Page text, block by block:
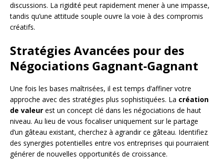
discussions. La rigidité peut rapidement mener à une impasse,
tandis qu’une attitude souple ouvre la voie à des compromis
créatifs.
Stratégies Avancées pour des
Négociations Gagnant-Gagnant
Une fois les bases maîtrisées, il est temps d’affiner votre
approche avec des stratégies plus sophistiquées. La création
de valeur est un concept clé dans les négociations de haut
niveau. Au lieu de vous focaliser uniquement sur le partage
d’un gâteau existant, cherchez à agrandir ce gâteau. Identifiez
des synergies potentielles entre vos entreprises qui pourraient
générer de nouvelles opportunités de croissance.